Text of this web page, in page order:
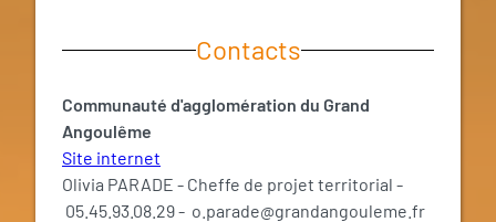
Contacts
Communauté d'agglomération du Grand
Angoulême
Site internet
Olivia PARADE - Cheffe de projet territorial -
05.45.93.08.29 - o.parade@grandangouleme.fr